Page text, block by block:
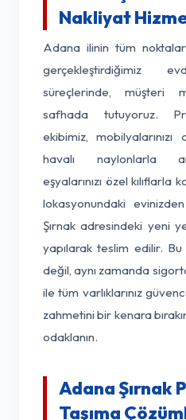
Nakliyat
Adana ilinin tüm
gerçekleştirdiğimiz
süreçlerinde, müşteri
safhada tutuyoruz.
ekibimiz,
havalı naylonlarla
eşyalarınızı özel kılıflarla
lokasyonundaki
Şırnak adresindeki yeni
yapılarak teslim edilir.
değil, aynı zamanda
ile tüm varlıklarınız
zahmetini bir kenara
odaklanın.
Adana Şırnak
Taşıma